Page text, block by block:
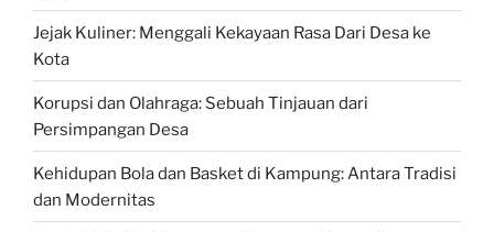
Jejak Kuliner: Menggali Kekayaan Rasa Dari Desa ke
Kota
Korupsi dan Olahraga: Sebuah Tinjauan dari
Persimpangan Desa
Kehidupan Bola dan Basket di Kampung: Antara Tradisi
dan Modernitas